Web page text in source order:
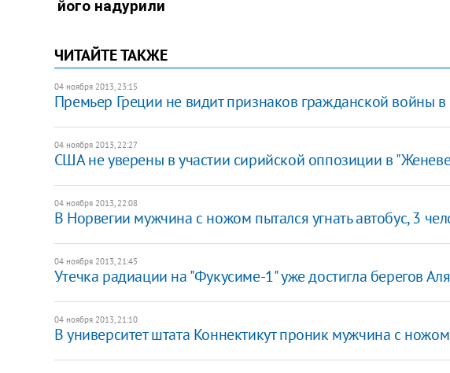
ЧИТАЙТЕ ТАКЖЕ
04 ноября 2013, 23:15
Премьер Греции не видит признаков гражданской войны в
04 ноября 2013, 22:27
США не уверены в участии сирийской оппозиции в
04 ноября 2013, 22:08
В Норвегии мужчина с ножом пытался угнать автобус, 3
04 ноября 2013, 21:45
Утечка радиации на "Фукусиме-1" уже достигла берегов
04 ноября 2013, 21:10
В университет штата Коннектикут проник мужчина с